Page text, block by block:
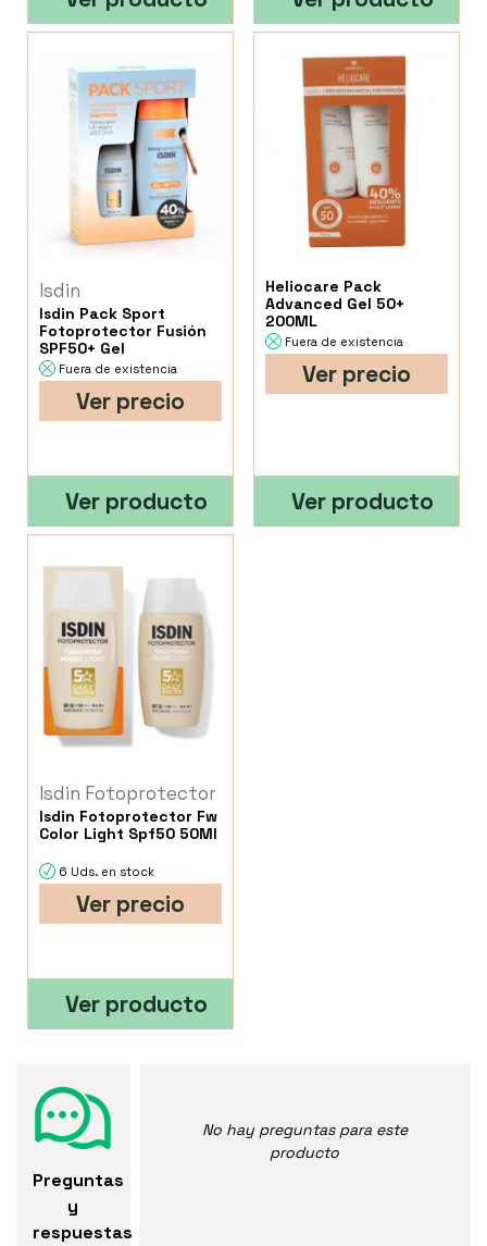
Isdin
Isdin Pack Sport
Fotoprotector Fusión
SPF50+ Gel
Fuera de existencia
Ver precio
Ver producto
Heliocare Pack
Advanced Gel 50+
200ML
Fuera de existencia
Ver precio
Ver producto
Isdin Fotoprotector
Isdin Fotoprotector Fw
Color Light Spf50 50Ml
6 Uds. en stock
Ver precio
Ver producto
Preguntas
y
respuestas
No hay preguntas para este
producto